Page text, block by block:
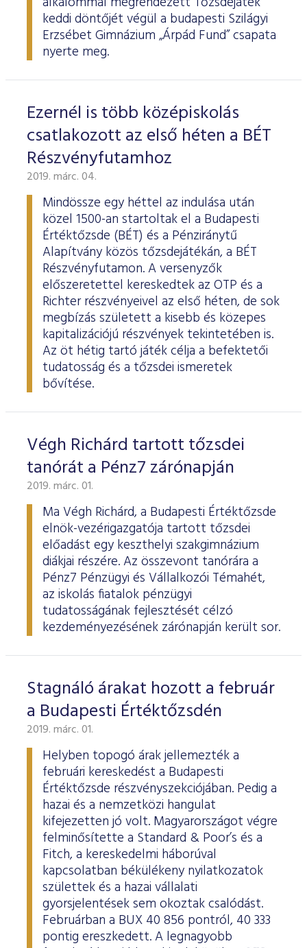
keddi döntőjét végül a budapesti Szilágyi
Erzsébet Gimnázium „Árpád Fund” csapata
nyerte meg.
Ezernél is több középiskolás
csatlakozott az első héten a BÉT
Részvényfutamhoz
2019. márc. 04.
Mindössze egy héttel az indulása után
közel 1500-an startoltak el a Budapesti
Értéktőzsde (BÉT) és a Pénziránytű
Alapítvány közös tőzsdejátékán, a BÉT
Részvényfutamon. A versenyzők
előszeretettel kereskedtek az OTP és a
Richter részvényeivel az első héten, de sok
megbízás született a kisebb és közepes
kapitalizációjú részvények tekintetében is.
Az öt hétig tartó játék célja a befektetői
tudatosság és a tőzsdei ismeretek
bővítése.
Végh Richárd tartott tőzsdei
tanórát a Pénz7 zárónapján
2019. márc. 01.
Ma Végh Richárd, a Budapesti Értéktőzsde
elnök-vezérigazgatója tartott tőzsdei
előadást egy keszthelyi szakgimnázium
diákjai részére. Az összevont tanórára a
Pénz7 Pénzügyi és Vállalkozói Témahét,
az iskolás fiatalok pénzügyi
tudatosságának fejlesztését célzó
kezdeményezésének zárónapján került sor.
Stagnáló árakat hozott a február
a Budapesti Értéktőzsdén
2019. márc. 01.
Helyben topogó árak jellemezték a
februári kereskedést a Budapesti
Értéktőzsde részvényszekciójában. Pedig a
hazai és a nemzetközi hangulat
kifejezetten jó volt. Magyarországot végre
felminősítette a Standard & Poor’s és a
Fitch, a kereskedelmi háborúval
kapcsolatban békülékeny nyilatkozatok
születtek és a hazai vállalati
gyorsjelentések sem okoztak csalódást.
Februárban a BUX 40 856 pontról, 40 333
pontig ereszkedett. A legnagyobb